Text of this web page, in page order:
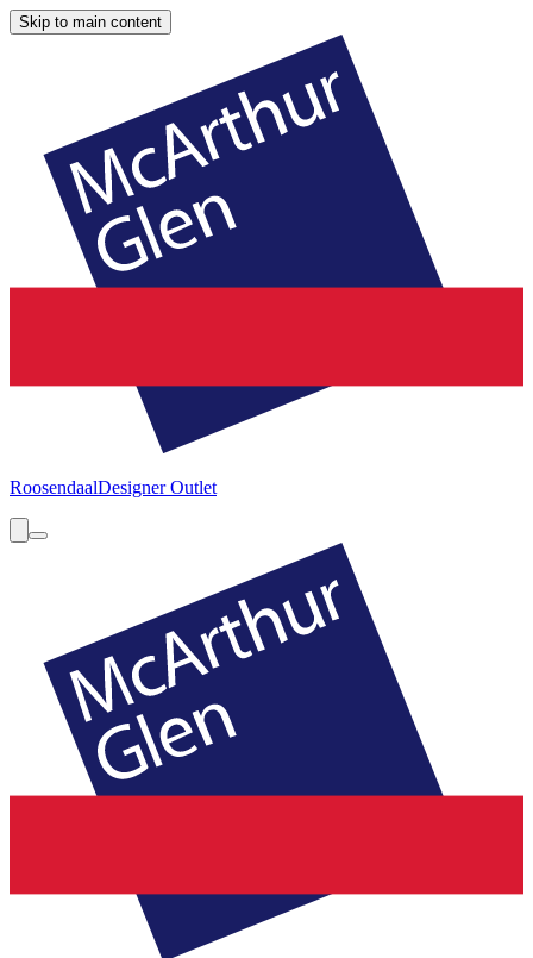
Skip to main content
RoosendaalDesigner Outlet